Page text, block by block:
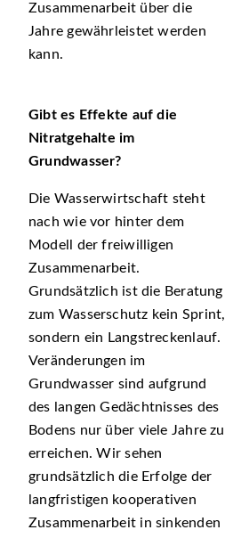
Zusammenarbeit über die
Jahre gewährleistet werden
kann.
Gibt es Effekte auf die
Nitratgehalte im
Grundwasser?
Die Wasserwirtschaft steht
nach wie vor hinter dem
Modell der freiwilligen
Zusammenarbeit.
Grundsätzlich ist die Beratung
zum Wasserschutz kein Sprint,
sondern ein Langstreckenlauf.
Veränderungen im
Grundwasser sind aufgrund
des langen Gedächtnisses des
Bodens nur über viele Jahre zu
erreichen. Wir sehen
grundsätzlich die Erfolge der
langfristigen kooperativen
Zusammenarbeit in sinkenden